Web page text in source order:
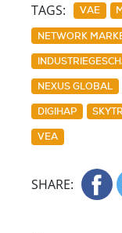
TAGS: VAE
NETWORK
NEXUS GLOBAL
DIGIHAP
VEA
SHARE: